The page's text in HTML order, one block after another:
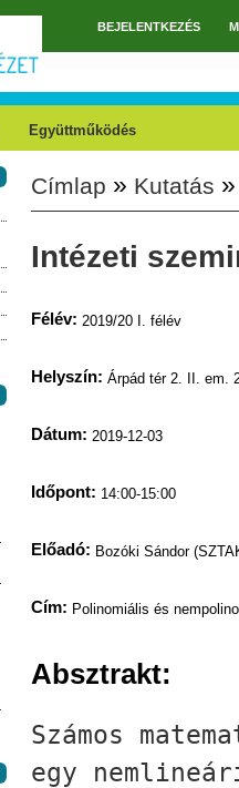
FőmenüBEJELENTKEZÉS
Együttműködés
Jelenlegi hely
Címlap » Kutatás
Intézeti
Félév: 2019/20 I. félév
Helyszín: Árpád tér 2. II. em.
Dátum: 2019-12-03
Időpont: 14:00-15:00
Előadó: Bozóki Sándor
Cím: Polinomiális és
Absztrakt:
Számos
egy